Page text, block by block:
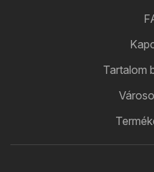
Tartalom